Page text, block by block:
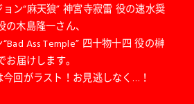
ン“麻天狼” 神宮寺寂雷 役の速水奨
木島隆一さん、
Ass Temple” 四十物十四 役の榊
届けします。
回がラスト！お見逃しなく…！